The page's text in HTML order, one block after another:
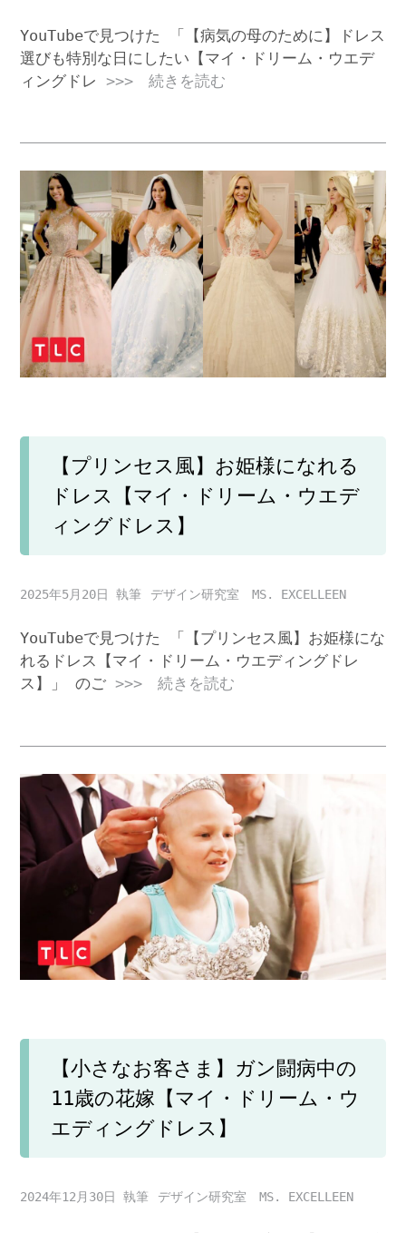
YouTubeで見つけた 「【病気の母のために】ドレス
選びも特別な日にしたい【マイ・ドリーム・ウエデ
ィングドレ >>> 続きを読む
【プリンセス風】お姫様になれる
ドレス【マイ・ドリーム・ウエデ
ィングドレス】
2025年5月20日 デザイン研究室 MS. EXCELLEEN
YouTubeで見つけた 「【プリンセス風】お姫様にな
れるドレス【マイ・ドリーム・ウエディングドレ
ス】」 のご >>> 続きを読む
【小さなお客さま】ガン闘病中の
11歳の花嫁【マイ・ドリーム・ウ
エディングドレス】
2024年12月30日 デザイン研究室 MS. EXCELLEEN